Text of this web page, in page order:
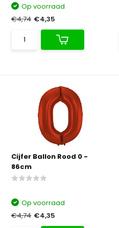
Op voorraad
€4,74 €4,35
Cijfer Ballon Rood 0 -
86cm
Op voorraad
€4,74 €4,35